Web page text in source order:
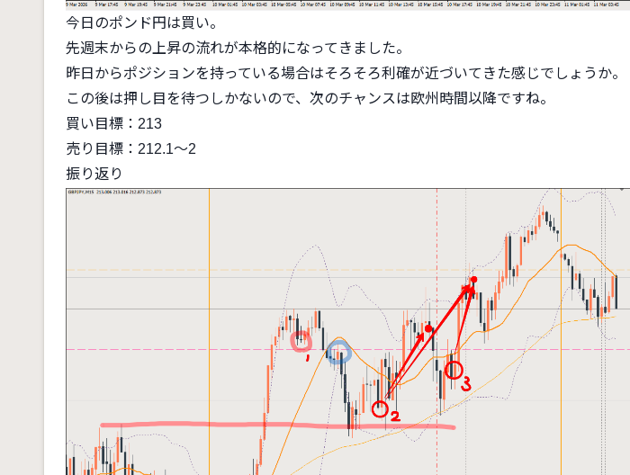
今日のポンド円は買い。
先週末からの上昇の流れが本格的になってきました。
昨日からポジションを持っている場合はそろそろ利確が近づいてきた感じでしょうか。
この後は押し目を待つしかないので、次のチャンスは欧州時間以降ですね。
買い目標：213
売り目標：212.1〜2
振り返り